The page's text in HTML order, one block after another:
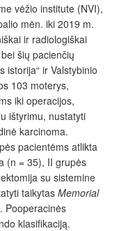
vėžio institute (NVI),
mėn. iki 2019 m.
ir radiologiškai
šių pacienčių
istorija“ ir Valstybinio
103 moterys,
iki operacijos,
ištyrimu, nustatyti
karcinoma.
pacientėms atlikta
(n = 35), II grupės
su sistemine
taikytas Memorial
Pooperacinės
klasifikaciją.